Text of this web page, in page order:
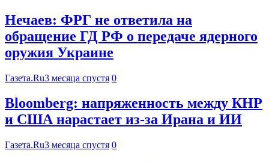
Нечаев: ФРГ не ответила на
обращение ГД РФ о передаче ядерного
оружия Украине
Газета.Ru3 месяца спустя 0
Bloomberg: напряженность между КНР
и США нарастает из-за Ирана и ИИ
Газета.Ru3 месяца спустя 0